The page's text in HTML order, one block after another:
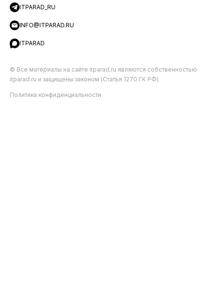
ITPARAD_RU
INFO@ITPARAD.RU
ITPARAD
© Все материалы на сайте itparad.ru являются собственностью
itparad.ru и защищены законом (Статья 1270 ГК РФ)
Политика конфиденциальности